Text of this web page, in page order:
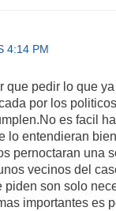
4:14 PM
que pedir lo que
por los
es facil
lo entendieran
pernoctaran una
vecinos del
piden son solo
importantes es